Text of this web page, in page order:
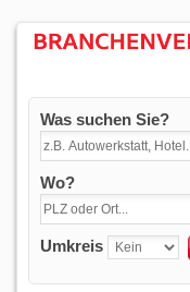
Was suchen Sie?
Wo?
Umkreis